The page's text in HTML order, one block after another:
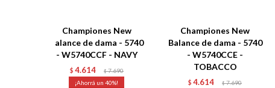
Championes New
Balance de dama - 5740
- W5740CCF - NAVY
$ 4.614 $ 7.690
40
Championes New
Balance de dama - 5740
- W5740CCE -
TOBACCO
$ 4.614 $ 7.690